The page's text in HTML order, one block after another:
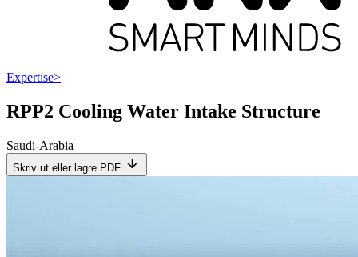
Expertise>
RPP2 Cooling Water Intake Structure
Saudi-Arabia
Skriv ut eller lagre PDF